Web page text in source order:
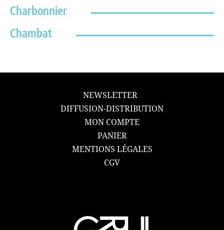
Charbonnier
Chambat
NEWSLETTER
DIFFUSION-DISTRIBUTION
MON COMPTE
PANIER
MENTIONS LÉGALES
CGV